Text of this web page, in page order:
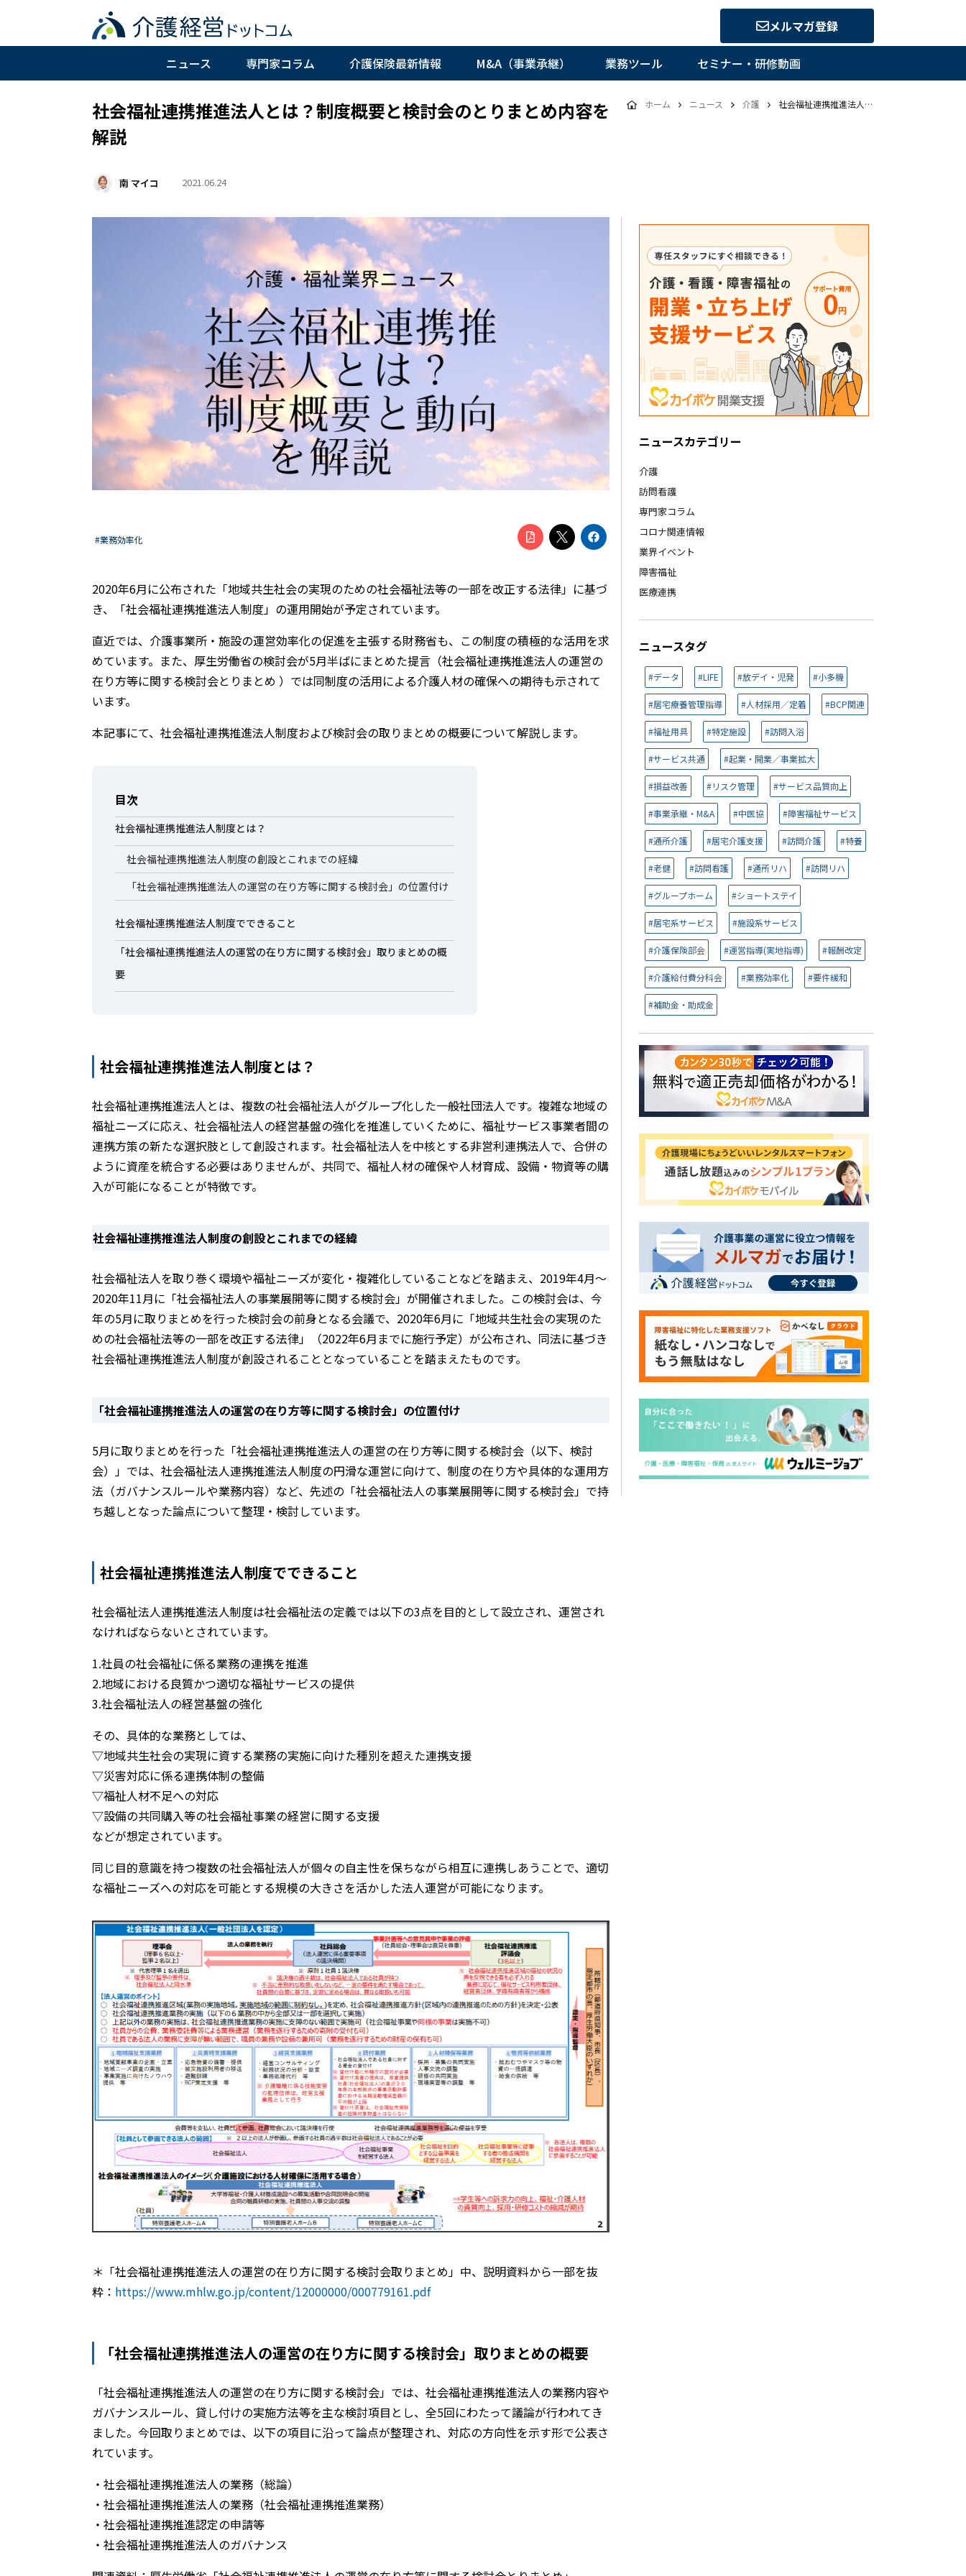
メルマガ登録
ニュース 専門家コラム 介護保険最新情報 M&A（事業承継） 業務ツール セミナー・研修動画
社会福祉連携推進法人とは？制度概要と検討会のとりまとめ内容を
解説
南 マイコ 2021.06.24
ホーム ニュース 介護 社会福祉連携推進法人とは？制度概要と検討会のとりまとめ内容を解説
#業務効率化
2020年6月に公布された「地域共生社会の実現のための社会福祉法等の一部を改正する法律」に基づ
き、「社会福祉連携推進法人制度」の運用開始が予定されています。
直近では、介護事業所・施設の運営効率化の促進を主張する財務省も、この制度の積極的な活用を求
めています。また、厚生労働省の検討会が5月半ばにまとめた提言（社会福祉連携推進法人の運営の
在り方等に関する検討会とりまとめ ）では同制度の活用による介護人材の確保への期待も示されて
います。
本記事にて、社会福祉連携推進法人制度および検討会の取りまとめの概要について解説します。
目次
社会福祉連携推進法人制度とは？
社会福祉連携推進法人制度の創設とこれまでの経緯
「社会福祉連携推進法人の運営の在り方等に関する検討会」の位置付け
社会福祉連携推進法人制度でできること
「社会福祉連携推進法人の運営の在り方に関する検討会」取りまとめの概
要
社会福祉連携推進法人制度とは？
社会福祉連携推進法人とは、複数の社会福祉法人がグループ化した一般社団法人です。複雑な地域の
福祉ニーズに応え、社会福祉法人の経営基盤の強化を推進していくために、福祉サービス事業者間の
連携方策の新たな選択肢として創設されます。社会福祉法人を中核とする非営利連携法人で、合併の
ように資産を統合する必要はありませんが、共同で、福祉人材の確保や人材育成、設備・物資等の購
入が可能になることが特徴です。
社会福祉連携推進法人制度の創設とこれまでの経緯
社会福祉法人を取り巻く環境や福祉ニーズが変化・複雑化していることなどを踏まえ、2019年4月～
2020年11月に「社会福祉法人の事業展開等に関する検討会」が開催されました。この検討会は、今
年の5月に取りまとめを行った検討会の前身となる会議で、2020年6月に「地域共生社会の実現のた
めの社会福祉法等の一部を改正する法律」（2022年6月までに施行予定）が公布され、同法に基づき
社会福祉連携推進法人制度が創設されることとなっていることを踏まえたものです。
「社会福祉連携推進法人の運営の在り方等に関する検討会」の位置付け
5月に取りまとめを行った「社会福祉連携推進法人の運営の在り方等に関する検討会（以下、検討
会）」では、社会福祉法人連携推進法人制度の円滑な運営に向けて、制度の在り方や具体的な運用方
法（ガバナンスルールや業務内容）など、先述の「社会福祉法人の事業展開等に関する検討会」で持
ち越しとなった論点について整理・検討しています。
社会福祉連携推進法人制度でできること
社会福祉法人連携推進法人制度は社会福祉法の定義では以下の3点を目的として設立され、運営され
なければならないとされています。
1.社員の社会福祉に係る業務の連携を推進
2.地域における良質かつ適切な福祉サービスの提供
3.社会福祉法人の経営基盤の強化
その、具体的な業務としては、
▽地域共生社会の実現に資する業務の実施に向けた種別を超えた連携支援
▽災害対応に係る連携体制の整備
▽福祉人材不足への対応
▽設備の共同購入等の社会福祉事業の経営に関する支援
などが想定されています。
同じ目的意識を持つ複数の社会福祉法人が個々の自主性を保ちながら相互に連携しあうことで、適切
な福祉ニーズへの対応を可能とする規模の大きさを活かした法人運営が可能になります。
＊「社会福祉連携推進法人の運営の在り方に関する検討会取りまとめ」中、説明資料から一部を抜
粋： https://www.mhlw.go.jp/content/12000000/000779161.pdf
「社会福祉連携推進法人の運営の在り方に関する検討会」取りまとめの概要
「社会福祉連携推進法人の運営の在り方に関する検討会」では、社会福祉連携推進法人の業務内容や
ガバナンスルール、貸し付けの実施方法等を主な検討項目とし、全5回にわたって議論が行われてき
ました。今回取りまとめでは、以下の項目に沿って論点が整理され、対応の方向性を示す形で公表さ
れています。
・社会福祉連携推進法人の業務（総論）
・社会福祉連携推進法人の業務（社会福祉連携推進業務）
・社会福祉連携推進認定の申請等
・社会福祉連携推進法人のガバナンス
ニュースカテゴリー
介護
訪問看護
専門家コラム
コロナ関連情報
業界イベント
障害福祉
医療連携
ニュースタグ
#データ #LIFE #放デイ・児発 #小多機
#居宅療養管理指導 #人材採用／定着 #BCP関連
#福祉用具 #特定施設 #訪問入浴
#サービス共通 #起業・開業／事業拡大
#損益改善 #リスク管理 #サービス品質向上
#事業承継・M&A #中医協 #障害福祉サービス
#通所介護 #居宅介護支援 #訪問介護 #特養
#老健 #訪問看護 #通所リハ #訪問リハ
#グループホーム #ショートステイ
#居宅系サービス #施設系サービス
#介護保険部会 #運営指導(実地指導) #報酬改定
#介護給付費分科会 #業務効率化 #要件緩和
#補助金・助成金